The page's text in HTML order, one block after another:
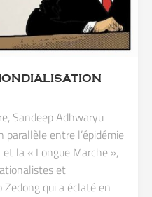
Sandeep Adhwaryu
parallèle entre l’épidémie
la « Longue Marche »,
et
qui a éclaté en